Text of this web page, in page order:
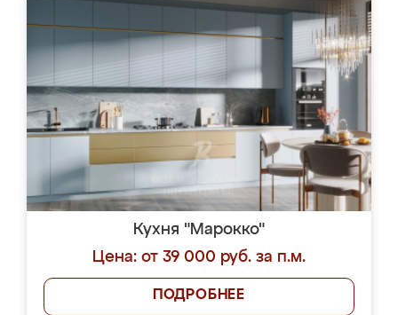
Кухня "Марокко"
Цена: от 39 000 руб. за п.м.
ПОДРОБНЕЕ